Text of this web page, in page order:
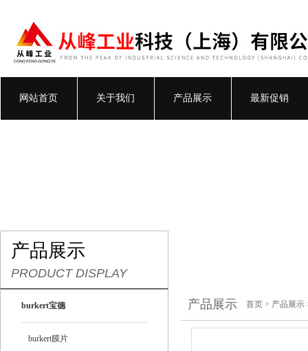
网站首页 关于我们 产品展示 最新促销
产品展示
PRODUCT DISPLAY
burkert宝德
burkert膜片
产品展示 首页 > 产品展示